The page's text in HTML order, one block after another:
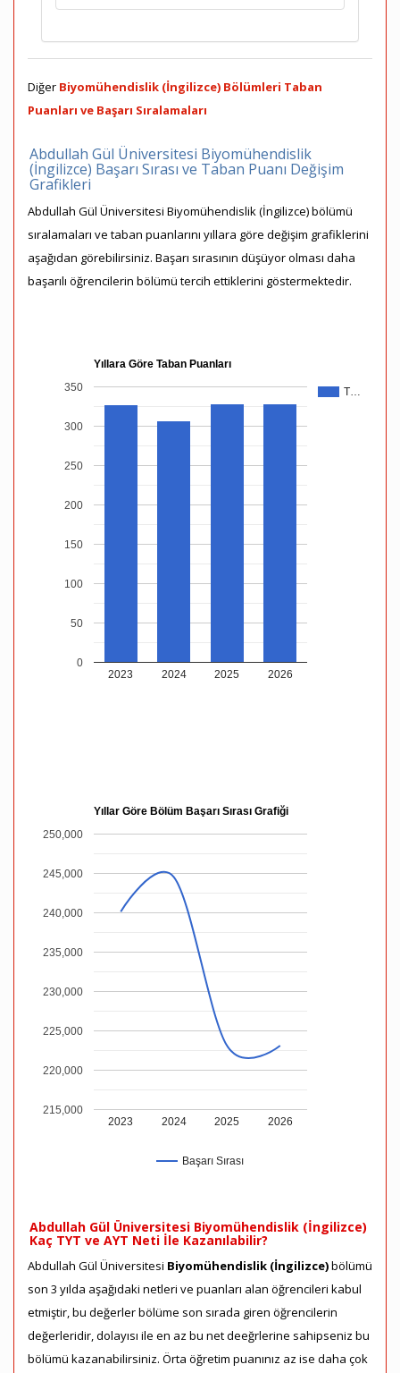
Diğer Biyomühendislik (İngilizce) Bölümleri Taban
Puanları ve Başarı Sıralamaları
Abdullah Gül Üniversitesi Biyomühendislik
(İngilizce) Başarı Sırası ve Taban Puanı Değişim
Grafikleri
Abdullah Gül Üniversitesi Biyomühendislik (İngilizce) bölümü
sıralamaları ve taban puanlarını yıllara göre değişim grafiklerini
aşağıdan görebilirsiniz. Başarı sırasının düşüyor olması daha
başarılı öğrencilerin bölümü tercih ettiklerini göstermektedir.
Yıllara Göre Taban Puanları
T…
2023 2024 2025 2026
0
50
100
150
200
250
300
350
Yıllar Göre Bölüm Başarı Sırası Grafiği
Başarı Sırası
2023 2024 2025 2026
215,000
220,000
225,000
230,000
235,000
240,000
245,000
250,000
Abdullah Gül Üniversitesi Biyomühendislik (İngilizce)
Kaç TYT ve AYT Neti İle Kazanılabilir?
Abdullah Gül Üniversitesi Biyomühendislik (İngilizce)bölümü
son 3 yılda aşağıdaki netleri ve puanları alan öğrencileri kabul
etmiştir, bu değerler bölüme son sırada giren öğrencilerin
değerleridir, dolayısı ile en az bu net deeğrlerine sahipseniz bu
bölümü kazanabilirsiniz. Örta öğretim puanınız az ise daha çok